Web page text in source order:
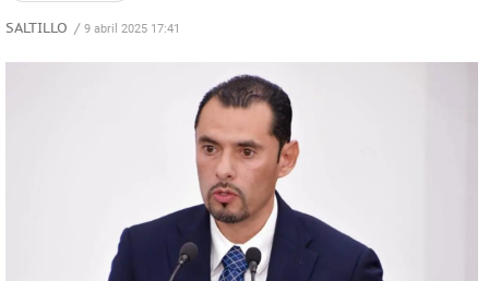
SALTILLO / 9 abril 2025 17:41